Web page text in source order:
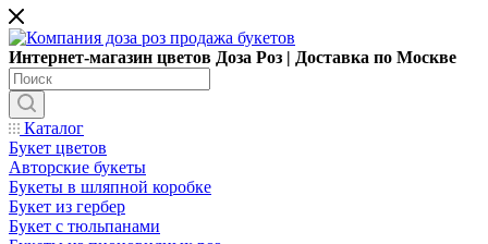
Интернет-магазин цветов Доза Роз | Доставка по Москве
Каталог
Букет цветов
Авторские букеты
Букеты в шляпной коробке
Букет из гербер
Букет с тюльпанами